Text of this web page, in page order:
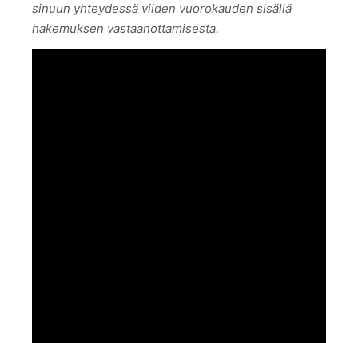
sinuun yhteydessä viiden vuorokauden sisällä
hakemuksen vastaanottamisesta.